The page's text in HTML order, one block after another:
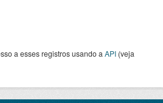
a esses registros usando a API (veja